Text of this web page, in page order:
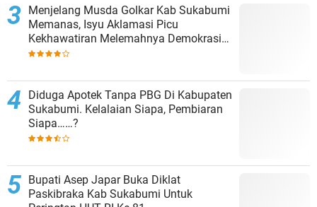
Menjelang Musda Golkar Kab Sukabumi
Memanas, Isyu Aklamasi Picu
Kekhawatiran Melemahnya Demokrasi
Internal
Diduga Apotek Tanpa PBG Di Kabupaten
Sukabumi. Kelalaian Siapa, Pembiaran
Siapa……?
Bupati Asep Japar Buka Diklat
Paskibraka Kab Sukabumi Untuk